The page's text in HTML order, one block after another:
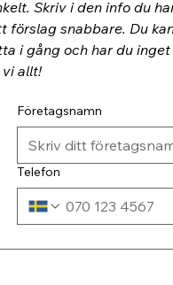
Skriv i den info du
snabbare. Du
i gång och har du
vi allt!
Företagsnamn
Telefon